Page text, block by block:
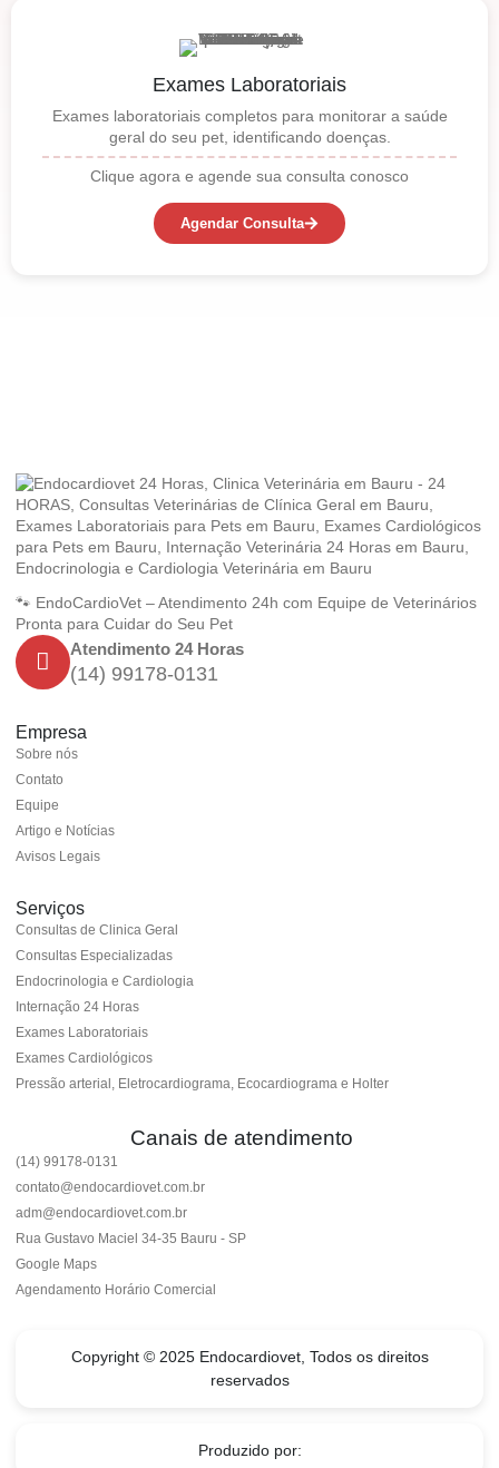
Exames Laboratoriais
Exames laboratoriais completos para monitorar a saúde
geral do seu pet, identificando doenças.
Clique agora e agende sua consulta conosco
Agendar Consulta
🐾 EndoCardioVet – Atendimento 24h com Equipe de Veterinários
Pronta para Cuidar do Seu Pet
Atendimento 24 Horas
(14) 99178-0131
Empresa
Sobre nós
Contato
Equipe
Artigo e Notícias
Avisos Legais
Serviços
Consultas de Clinica Geral
Consultas Especializadas
Endocrinologia e Cardiologia
Internação 24 Horas
Exames Laboratoriais
Exames Cardiológicos
Pressão arterial, Eletrocardiograma, Ecocardiograma e Holter
Canais de atendimento
(14) 99178-0131
contato@endocardiovet.com.br
adm@endocardiovet.com.br
Rua Gustavo Maciel 34-35 Bauru - SP
Google Maps
Agendamento Horário Comercial
Copyright © 2025 Endocardiovet, Todos os direitos
reservados
Produzido por: